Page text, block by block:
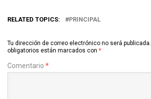
RELATED TOPICS: PRINCIPAL
Tu dirección de correo electrónico no será publicada.
obligatorios están marcados con *
Comentario *